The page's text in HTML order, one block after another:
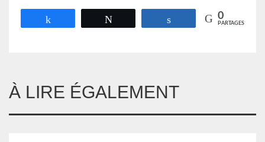
Partagez 0
PARTAGES
À LIRE ÉGALEMENT